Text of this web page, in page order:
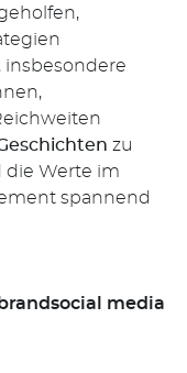
insbesondere
zu
die Werte im
spannend
social media